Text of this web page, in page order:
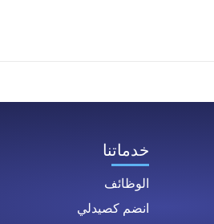
خدماتنا
الوظائف
انضم كصيدلي